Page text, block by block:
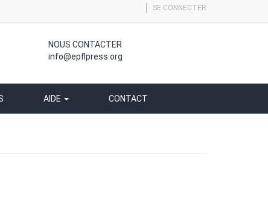
SE CONNECTER
NOUS CONTACTER
info@epflpress.org
AIDE CONTACT